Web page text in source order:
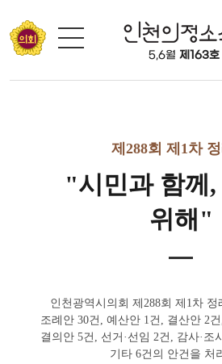
5,6월 제163호
제288회 제1차
"시민과 함께,
위해"
인천광역시의회 제288회 제1차
조례안 30건, 예산안 1건, 결산안 2
결의안 5건, 선거·선임 2건, 감사·조
기타 6건의 안건을 처